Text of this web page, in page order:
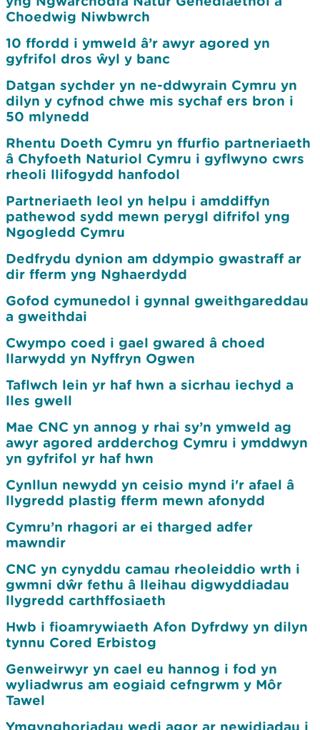
Choedwig Niwbwrch
10 ffordd i ymweld â’r awyr agored yn
gyfrifol dros ŵyl y banc
Datgan sychder yn ne-ddwyrain Cymru yn
dilyn y cyfnod chwe mis sychaf ers bron i
50 mlynedd
Rhentu Doeth Cymru yn ffurfio partneriaeth
â Chyfoeth Naturiol Cymru i gyflwyno cwrs
rheoli llifogydd hanfodol
Partneriaeth leol yn helpu i amddiffyn
pathewod sydd mewn perygl difrifol yng
Ngogledd Cymru
Dedfrydu dynion am ddympio gwastraff ar
dir fferm yng Nghaerdydd
Gofod cymunedol i gynnal gweithgareddau
a gweithdai
Cwympo coed i gael gwared â choed
llarwydd yn Nyffryn Ogwen
Taflwch lein yr haf hwn a sicrhau iechyd a
lles gwell
Mae CNC yn annog y rhai sy’n ymweld ag
awyr agored ardderchog Cymru i ymddwyn
yn gyfrifol yr haf hwn
Cynllun newydd yn ceisio mynd i'r afael â
llygredd plastig fferm mewn afonydd
Cymru’n rhagori ar ei tharged adfer
mawndir
CNC yn cynyddu camau rheoleiddio wrth i
gwmni dŵr fethu â lleihau digwyddiadau
llygredd carthffosiaeth
Hwb i fioamrywiaeth Afon Dyfrdwy yn dilyn
tynnu Cored Erbistog
Genweirwyr yn cael eu hannog i fod yn
wyliadwrus am eogiaid cefngrwm y Môr
Tawel
Ymgynghoriadau wedi agor ar newidiadau i